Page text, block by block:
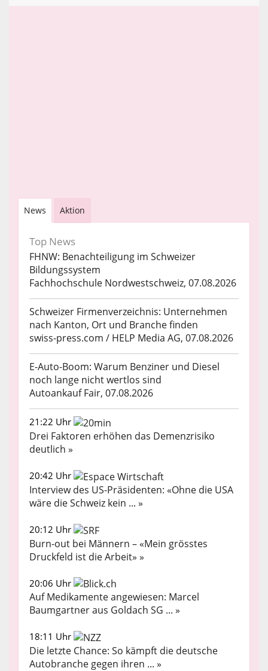
News Aktion
Top News
FHNW: Benachteiligung im Schweizer
Bildungssystem
Fachhochschule Nordwestschweiz, 07.08.2026
Schweizer Firmenverzeichnis: Unternehmen
nach Kanton, Ort und Branche finden
swiss-press.com / HELP Media AG, 07.08.2026
E-Auto-Boom: Warum Benziner und Diesel
noch lange nicht wertlos sind
Autoankauf Fair, 07.08.2026
21:22 Uhr
Drei Faktoren erhöhen das Demenzrisiko
deutlich »
20:42 Uhr
Interview des US-Präsidenten: «Ohne die USA
wäre die Schweiz kein ... »
20:12 Uhr
Burn-out bei Männern – «Mein grösstes
Druckfeld ist die Arbeit» »
20:06 Uhr
Auf Medikamente angewiesen: Marcel
Baumgartner aus Goldach SG ... »
18:11 Uhr
Die letzte Chance: So kämpft die deutsche
Autobranche gegen ihren ... »